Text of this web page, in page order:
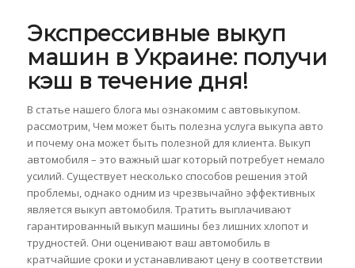
Экспрессивные выкуп
машин в Украине: получи
кэш в течение дня!
В статье нашего блога мы ознакомим с автовыкупом.
рассмотрим, Чем может быть полезна услуга выкупа авто
и почему она может быть полезной для клиента. Выкуп
автомобиля – это важный шаг который потребует немало
усилий. Существует несколько способов решения этой
проблемы, однако одним из чрезвычайно эффективных
является выкуп автомобиля. Тратить выплачивают
гарантированный выкуп машины без лишних хлопот и
трудностей. Они оценивают ваш автомобиль в
кратчайшие сроки и устанавливают цену в соответствии